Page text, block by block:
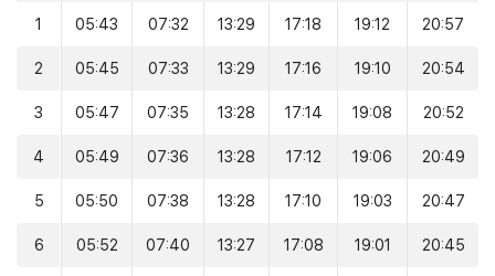
1 05:43 07:32 13:29 17:18 19:12 20:57
2 05:45 07:33 13:29 17:16 19:10 20:54
3 05:47 07:35 13:28 17:14 19:08 20:52
4 05:49 07:36 13:28 17:12 19:06 20:49
5 05:50 07:38 13:28 17:10 19:03 20:47
6 05:52 07:40 13:27 17:08 19:01 20:45